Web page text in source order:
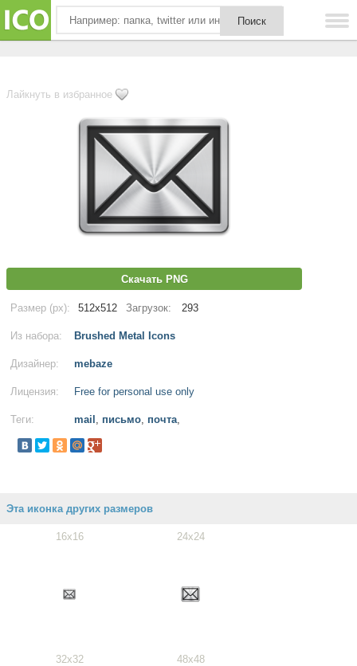
Лайкнуть в избранное
Скачать PNG
Размер (px): 512x512 Загрузок: 293
Из набора: Brushed Metal Icons
Дизайнер: mebaze
Лицензия: Free for personal use only
Теги: mail , письмо, почта,
Эта иконка других размеров
16x16 24x24
32x32 48x48